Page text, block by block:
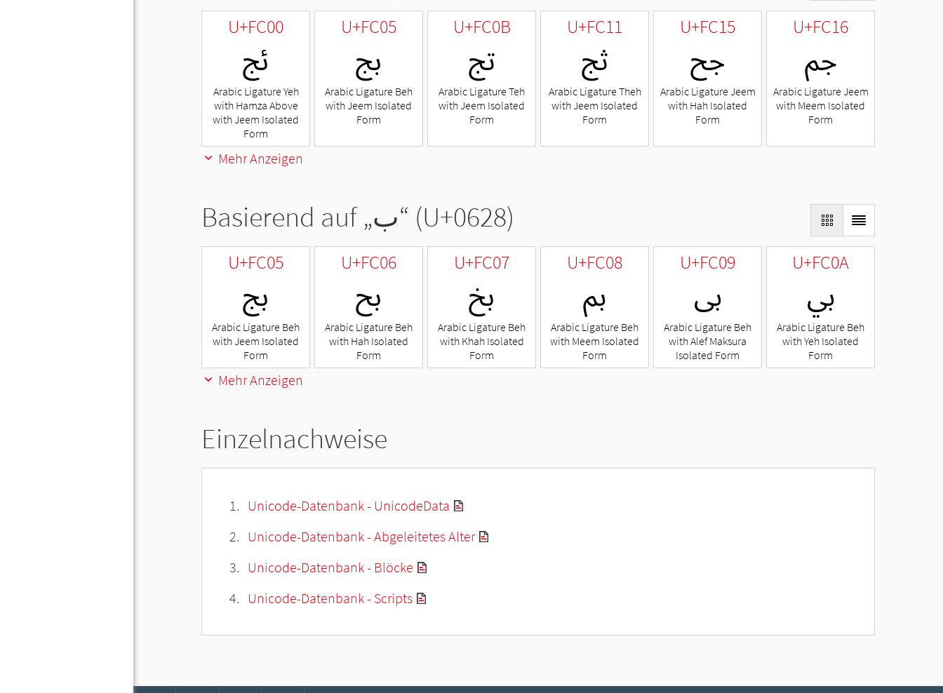
U+FC00
ﰀ
Arabic Ligature Yeh
with Hamza Above
with Jeem Isolated
Form
U+FC05
ﰅ
Arabic Ligature Beh
with Jeem Isolated
Form
U+FC0B
ﰋ
Arabic Ligature Teh
with Jeem Isolated
Form
U+FC11
ﰑ
Arabic Ligature Theh
with Jeem Isolated
Form
U+FC15
ﰕ
Arabic Ligature Jeem
with Hah Isolated
Form
U+FC16
ﰖ
Arabic Ligature Jeem
with Meem Isolated
Form
Mehr Anzeigen
Basierend auf „ب“ (U+0628)
U+FC05
ﰅ
Arabic Ligature Beh
with Jeem Isolated
Form
U+FC06
ﰆ
Arabic Ligature Beh
with Hah Isolated
Form
U+FC07
ﰇ
Arabic Ligature Beh
with Khah Isolated
Form
U+FC08
ﰈ
Arabic Ligature Beh
with Meem Isolated
Form
U+FC09
ﰉ
Arabic Ligature Beh
with Alef Maksura
Isolated Form
U+FC0A
ﰊ
Arabic Ligature Beh
with Yeh Isolated
Form
Mehr Anzeigen
Einzelnachweise
Unicode-Datenbank - UnicodeData
Unicode-Datenbank - Abgeleitetes Alter
Unicode-Datenbank - Blöcke
Unicode-Datenbank - Scripts